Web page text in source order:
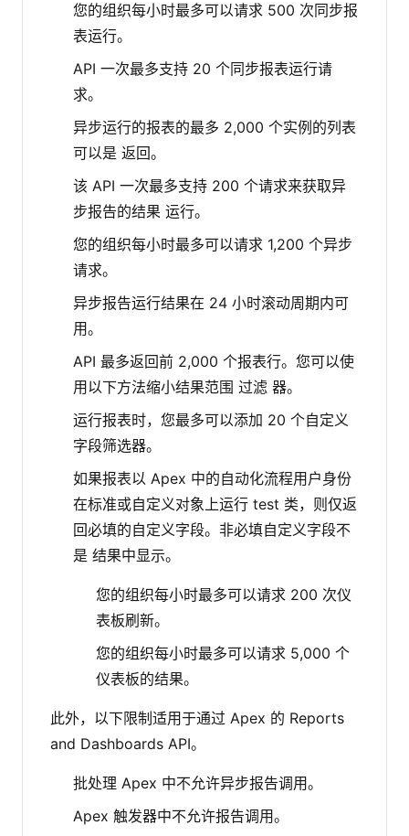
您的组织每小时最多可以请求 500 次同步报
表运行。
API 一次最多支持 20 个同步报表运行请
求。
异步运行的报表的最多 2,000 个实例的列表
可以是 返回。
该 API 一次最多支持 200 个请求来获取异
步报告的结果 运行。
您的组织每小时最多可以请求 1,200 个异步
请求。
异步报告运行结果在 24 小时滚动周期内可
用。
API 最多返回前 2,000 个报表行。您可以使
用以下方法缩小结果范围 过滤 器。
运行报表时，您最多可以添加 20 个自定义
字段筛选器。
如果报表以 Apex 中的自动化流程用户身份
在标准或自定义对象上运行 test 类，则仅返
回必填的自定义字段。非必填自定义字段不
是 结果中显示。
您的组织每小时最多可以请求 200 次仪
表板刷新。
您的组织每小时最多可以请求 5,000 个
仪表板的结果。
此外，以下限制适用于通过 Apex 的 Reports
and Dashboards API。
批处理 Apex 中不允许异步报告调用。
Apex 触发器中不允许报告调用。